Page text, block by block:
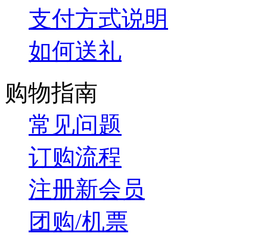
支付方式说明
如何送礼
购物指南
常见问题
订购流程
注册新会员
团购/机票